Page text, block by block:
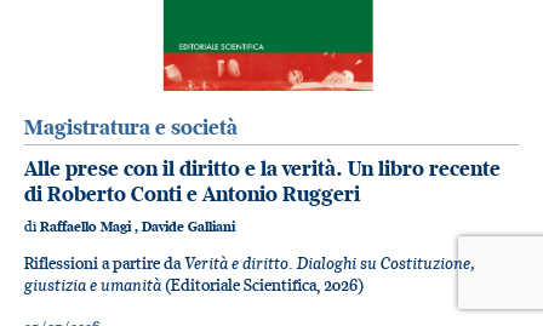
Magistratura e società
Alle prese con il diritto e la verità. Un libro recente
di Roberto Conti e Antonio Ruggeri
diRaffaello Magi, Davide Galliani
Riflessioni a partire daVerità e diritto. Dialoghi su Costituzione,
giustizia e umanità(Editoriale Scientifica, 2026)